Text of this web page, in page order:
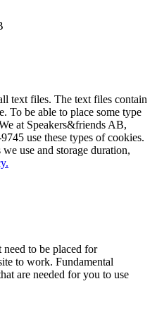
text files. The text files contain
To be able to place some type
at Speakers&friends AB,
use these types of cookies.
use and storage duration,
need to be placed for
to work. Fundamental
are needed for you to use